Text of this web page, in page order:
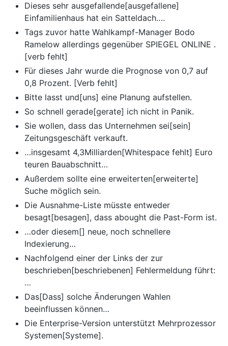
Dieses sehr ausgefallende[ausgefallene]
Einfamilienhaus hat ein Satteldach….
Tags zuvor hatte Wahlkampf-Manager Bodo
Ramelow allerdings gegenüber SPIEGEL ONLINE .
[verb fehlt]
Für dieses Jahr wurde die Prognose von 0,7 auf
0,8 Prozent. [Verb fehlt]
Bitte lasst und[uns] eine Planung aufstellen.
So schnell gerade[gerate] ich nicht in Panik.
Sie wollen, dass das Unternehmen sei[sein]
Zeitungsgeschäft verkauft.
…insgesamt 4,3Milliarden[Whitespace fehlt] Euro
teuren Bauabschnitt…
Außerdem sollte eine erweiterten[erweiterte]
Suche möglich sein.
Die Ausnahme-Liste müsste entweder
besagt[besagen], dass abought die Past-Form ist.
…oder diesem[] neue, noch schnellere
Indexierung…
Nachfolgend einer der Links der zur
beschrieben[beschriebenen] Fehlermeldung führt:
…
Das[Dass] solche Änderungen Wahlen
beeinflussen können…
Die Enterprise-Version unterstützt Mehrprozessor
Systemen[Systeme].